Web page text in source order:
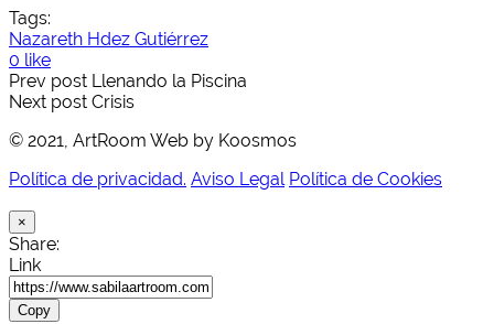
Tags:
Nazareth Hdez Gutiérrez
0 like
Prev post Llenando la Piscina
Next post Crisis
© 2021, ArtRoom Web by Koosmos
Política de privacidad. Aviso Legal Política de Cookies
×
Share:
Link
Copy